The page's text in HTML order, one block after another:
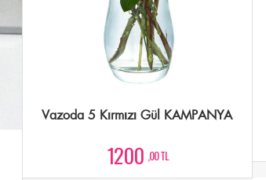
Vazoda 5 Kırmızı Gül KAMPANYA
1200 ,00 TL